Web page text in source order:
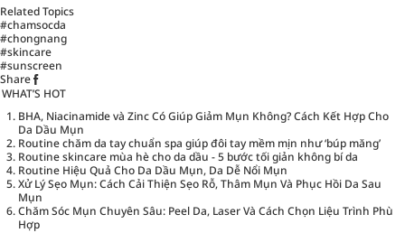
Related Topics
#chamsocda
#chongnang
#skincare
#sunscreen
Share
WHAT’S HOT
BHA, Niacinamide và Zinc Có Giúp Giảm Mụn Không? Cách Kết Hợp Cho
Da Dầu Mụn
Routine chăm da tay chuẩn spa giúp đôi tay mềm mịn như ‘búp măng’
Routine skincare mùa hè cho da dầu - 5 bước tối giản không bí da
Routine Hiệu Quả Cho Da Dầu Mụn, Da Dễ Nổi Mụn
Xử Lý Sẹo Mụn: Cách Cải Thiện Sẹo Rỗ, Thâm Mụn Và Phục Hồi Da Sau
Mụn
Chăm Sóc Mụn Chuyên Sâu: Peel Da, Laser Và Cách Chọn Liệu Trình Phù
Hợp